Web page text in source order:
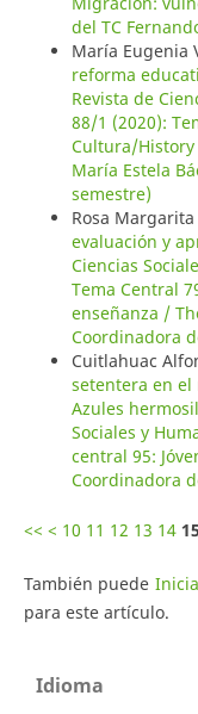
del TC
María Eugenia
reforma
Revista de
88/1 (2020):
Cultura/History
María Estela
semestre)
Rosa Margarita
evaluación y
Ciencias
Tema Central
enseñanza /
Coordinadora
Cuitlahuac
setentera en el
Azules
Sociales y
central 95:
Coordinadora
<< < 10 11 12 13 14 15
También puede
para este artículo.
Idioma